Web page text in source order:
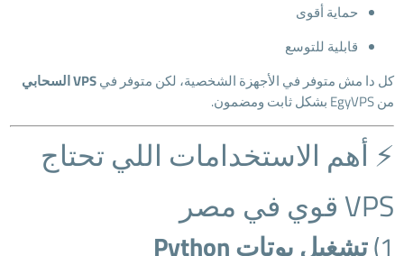
حماية أقوى
قابلية للتوسع
كل دا مش متوفر في الأجهزة الشخصية، لكن متوفر فيVPS السحابي
من EgyVPS بشكل ثابت ومضمون.
⚡ أهم الاستخدامات اللي تحتاج
VPS قوي في مصر
1) تشغيل بوتات Python